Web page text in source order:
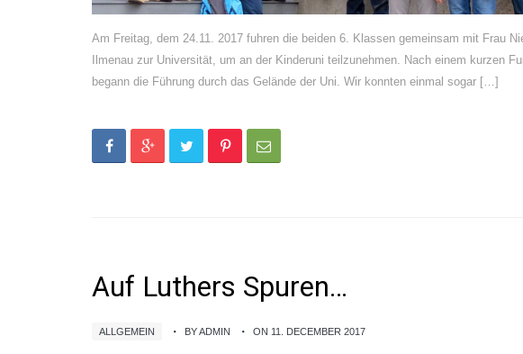
Am Freitag, dem 24.11. 2017 fuhren die beiden 6. Klassen gemeinsam mit Frau
Ilmenau zur Universität, um an der Kinderuni teilzunehmen. Nach einem kurzen
begann die Führung durch das Gelände der Uni. Wir konnten einmal sogar […]
Auf Luthers Spuren…
ALLGEMEIN BY ADMIN ON 11. DECEMBER 2017